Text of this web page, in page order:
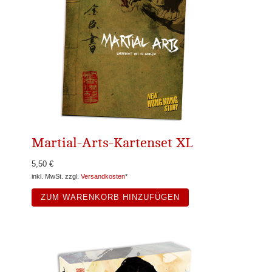
Martial-Arts-Kartenset XL
5,50 €
inkl. MwSt. zzgl. Versandkosten*
ZUM WARENKORB HINZUFÜGEN